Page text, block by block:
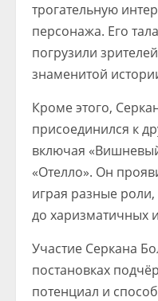
трогательную
персонажа. Его
погрузили
знаменитой
Кроме этого,
присоединился к
включая
«Отелло». Он
играя разные
до харизматичных
Участие Серкана
постановках
потенциал и